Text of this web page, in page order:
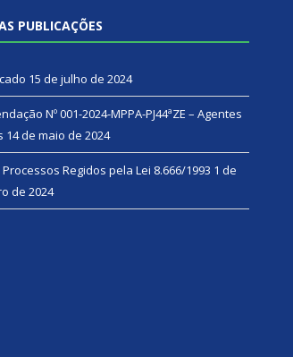
PUBLICAÇÕES
15 de julho de 2024
Nº 001-2024-MPPA-PJ44ªZE – Agentes
14 de maio de 2024
Regidos pela Lei 8.666/1993 1 de
de 2024